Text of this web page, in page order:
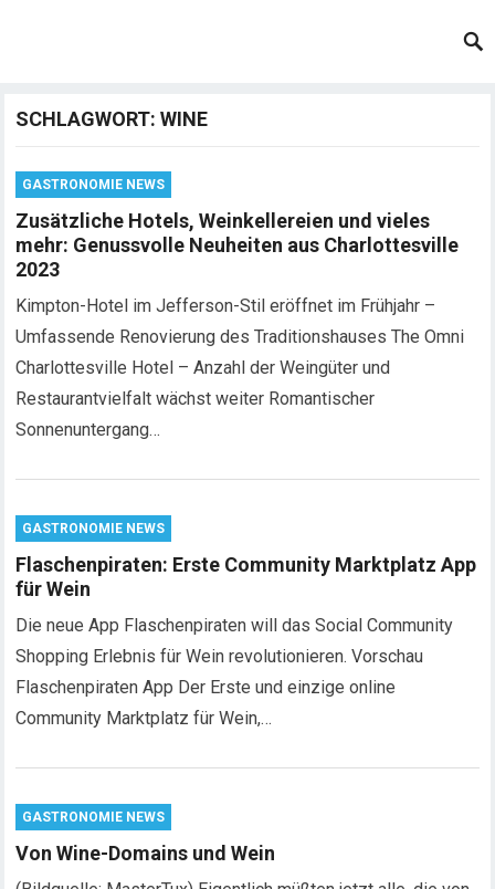
SCHLAGWORT:WINE
GASTRONOMIE NEWS
Zusätzliche Hotels, Weinkellereien und vieles
mehr: Genussvolle Neuheiten aus Charlottesville
2023
Kimpton-Hotel im Jefferson-Stil eröffnet im Frühjahr –
Umfassende Renovierung des Traditionshauses The Omni
Charlottesville Hotel – Anzahl der Weingüter und
Restaurantvielfalt wächst weiter Romantischer
Sonnenuntergang…
GASTRONOMIE NEWS
Flaschenpiraten: Erste Community Marktplatz App
für Wein
Die neue App Flaschenpiraten will das Social Community
Shopping Erlebnis für Wein revolutionieren. Vorschau
Flaschenpiraten App Der Erste und einzige online
Community Marktplatz für Wein,…
GASTRONOMIE NEWS
Von Wine-Domains und Wein